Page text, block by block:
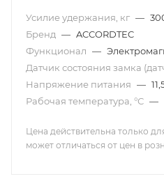
Усилие удержания, кг —
Бренд — ACCORDTEC
Функционал —
Датчик состояния замка
Напряжение питания —
Рабочая температура, °С —
Цена действительна только
может отличаться от цен в